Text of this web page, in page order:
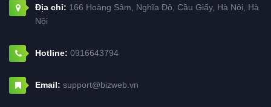
Địa chỉ: 166 Hoàng Sâm, Nghĩa Đô, Cầu Giấy, Hà Nội, Hà
Nội
Hotline: 0916643794
Email: support@bizweb.vn